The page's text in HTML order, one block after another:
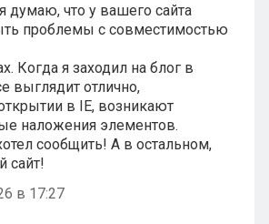
думаю, что у вашего сайта
проблемы с совместимостью
Когда я заходил на блог в
выглядит отлично,
в IE, возникают
наложения элементов.
сообщить! А в остальном,
сайт!
в 17:27